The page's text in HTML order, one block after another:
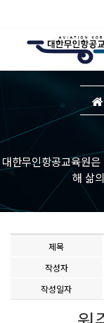
대한무인항공교육원
해 삶
제목
작성자
작성일자